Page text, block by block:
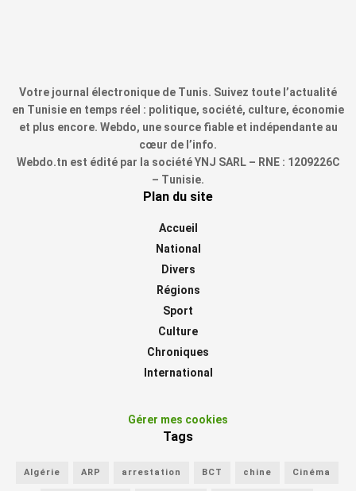
Votre journal électronique de Tunis. Suivez toute l’actualité
en Tunisie en temps réel : politique, société, culture, économie
et plus encore. Webdo, une source fiable et indépendante au
cœur de l’info.
Webdo.tn est édité par la société YNJ SARL – RNE : 1209226C
– Tunisie.
Plan du site
Accueil
National
Divers
Régions
Sport
Culture
Chroniques
International
Gérer mes cookies
Tags
Algérie ARP arrestation BCT chine Cinéma